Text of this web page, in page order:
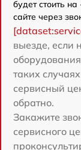
будет стоить
сайте через
выезде, если
таких
сервисный
обратно.
Закажите
сервисного